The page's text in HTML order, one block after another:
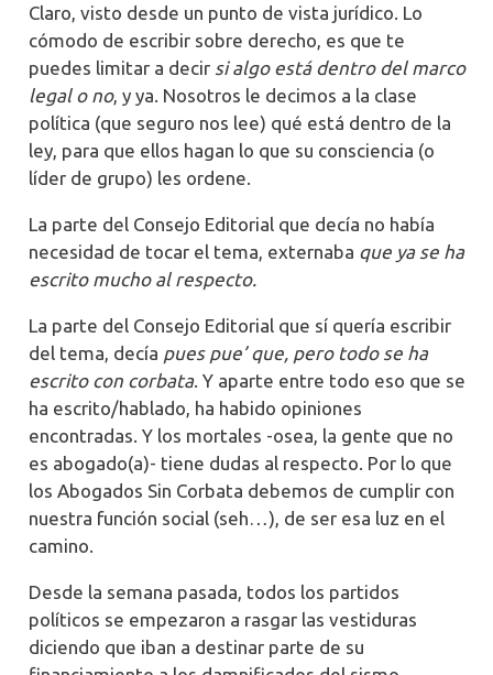
Claro, visto desde un punto de vista jurídico. Lo
cómodo de escribir sobre derecho, es que te
puedes limitar a decir si algo está dentro del marco
legal o no, y ya. Nosotros le decimos a la clase
política (que seguro nos lee) qué está dentro de la
ley, para que ellos hagan lo que su consciencia (o
líder de grupo) les ordene.
La parte del Consejo Editorial que decía no había
necesidad de tocar el tema, externaba que ya se ha
escrito mucho al respecto.
La parte del Consejo Editorial que sí quería escribir
del tema, decía pues pue’ que, pero todo se ha
escrito con corbata. Y aparte entre todo eso que se
ha escrito/hablado, ha habido opiniones
encontradas. Y los mortales -osea, la gente que no
es abogado(a)- tiene dudas al respecto. Por lo que
los Abogados Sin Corbata debemos de cumplir con
nuestra función social (seh…), de ser esa luz en el
camino.
Desde la semana pasada, todos los partidos
políticos se empezaron a rasgar las vestiduras
diciendo que iban a destinar parte de su